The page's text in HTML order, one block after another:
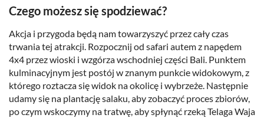
Czego możesz się spodziewać?
Akcja i przygoda będą nam towarzyszyć przez cały czas
trwania tej atrakcji. Rozpocznij od safari autem z napędem
4x4 przez wioski i wzgórza wschodniej części Bali. Punktem
kulminacyjnym jest postój w znanym punkcie widokowym, z
którego roztacza się widok na okolicę i wybrzeże. Następnie
udamy się na plantację salaku, aby zobaczyć proces zbiorów,
po czym wskoczymy na tratwę, aby spłynąć rzeką Telaga Waja